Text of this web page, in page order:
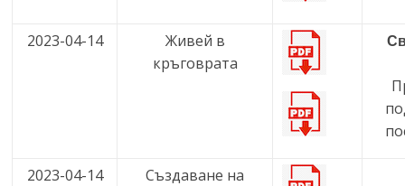
2023-04-14
Живей в
кръговрата
2023-04-14
Създаване на